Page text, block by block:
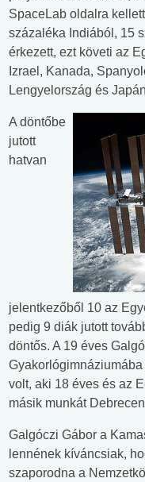
SpaceLab oldalra
százaléka Indiából, 15
érkezett, ezt követi az
Izrael, Kanada,
Lengyelország és
A döntőbe
jutott
hatvan
jelentkezőből 10 az
pedig 9 diák jutott
döntős. A 19 éves
volt, aki 18 éves és az
másik munkát
Galgóczi Gábor a
lennének kíváncsiak,
szaporodna a